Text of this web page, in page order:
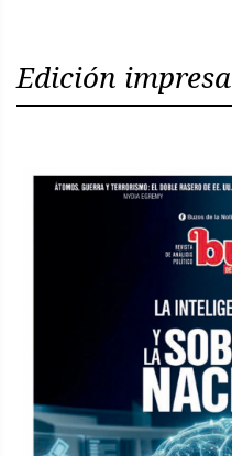
Edición impresa